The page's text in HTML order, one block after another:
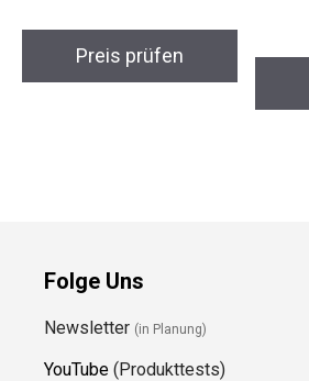
Preis prüfen
Folge Uns
Newsletter (in Planung)
YouTube (Produkttests)